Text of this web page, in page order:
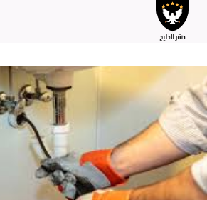
التجاوز